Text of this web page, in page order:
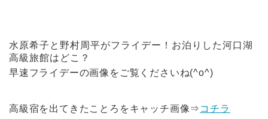
水原希子と野村周平がフライデー！お泊りした河口湖
高級旅館はどこ？
早速フライデーの画像をご覧くださいね(^o^)
高級宿を出てきたことろをキャッチ画像⇒ コチラ